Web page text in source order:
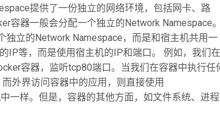
提供了一份独立的网络环境，包括网卡、路
容器一般会分配一个独立的Network Namespace。
立的Network Namespace，而是和宿主机共用一
IP等，而是使用宿主机的IP和端口。 例如，我们在
容器，监听tcp80端口。当我们在容器中执行任
外界访问容器中的应用，则直接使用
一样。但是，容器的其他方面，如文件系统、进程